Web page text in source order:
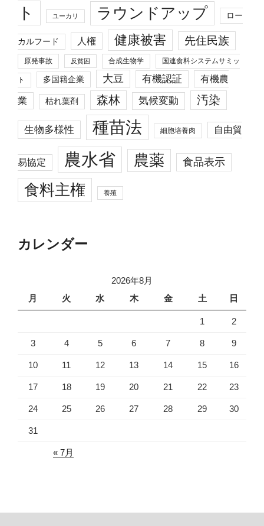
ト
ユーカリ ラウンドアップ ロー
カルフード 人権 健康被害 先住民族
原発事故 反貧困 合成生物学 国連食料システムサミッ
ト 多国籍企業 大豆 有機認証 有機農
業 枯れ葉剤 森林 気候変動 汚染
生物多様性 種苗法 細胞培養肉 自由貿
易協定 農水省 農薬 食品表示
食料主権 養殖
カレンダー
2026年8月
月
火 水 木 金 土 日
1 2
3 4 5 6 7 8 9
10 11 12 13 14 15 16
17 18 19 20 21 22 23
24 25 26 27 28 29 30
31
« 7月